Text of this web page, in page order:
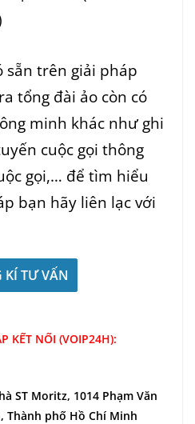
sẵn trên giải pháp
tổng đài ảo còn có
minh khác như ghi
cuộc gọi thông
gọi,… để tìm hiểu
bạn hãy liên lạc với
TƯ VẤN
KẾT NỐI (VOIP24H):
ST Moritz, 1014 Phạm Văn
Thành phố Hồ Chí Minh